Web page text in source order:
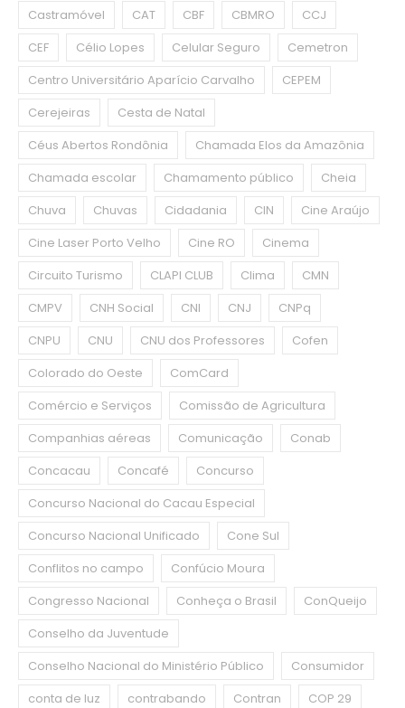
Castramóvel
CAT CBF CBMRO
CCJ
CEF
Célio Lopes Celular Seguro
Cemetron
Centro Universitário Aparício Carvalho
CEPEM
Cerejeiras
Cesta de Natal
Céus Abertos Rondônia
Chamada Elos da Amazônia
Chamada escolar
Chamamento público
Cheia
Chuva
Chuvas Cidadania CIN
Cine Araújo
Cine Laser Porto Velho
Cine RO
Cinema
Circuito Turismo
CLAPI CLUB Clima
CMN
CMPV
CNH Social CNI CNJ
CNPq
CNPU
CNU CNU dos Professores
Cofen
Colorado do Oeste
ComCard
Comércio e Serviços
Comissão de Agricultura
Companhias aéreas
Comunicação
Conab
Concacau
Concafé
Concurso
Concurso Nacional do Cacau Especial
Concurso Nacional Unificado
Cone Sul
Conflitos no campo
Confúcio Moura
Congresso Nacional
Conheça o Brasil
ConQueijo
Conselho da Juventude
Conselho Nacional do Ministério Público
Consumidor
conta de luz
contrabando Contran
COP 29